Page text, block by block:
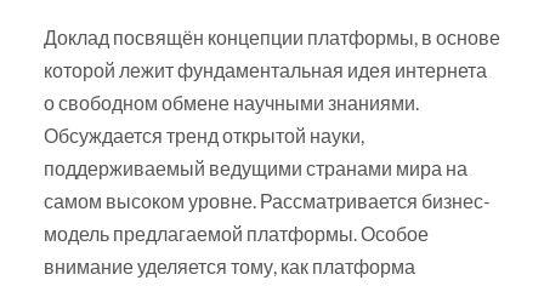
Доклад посвящён концепции платформы, в основе
которой лежит фундаментальная идея интернета
о свободном обмене научными знаниями.
Обсуждается тренд открытой науки,
поддерживаемый ведущими странами мира на
самом высоком уровне. Рассматривается бизнес-
модель предлагаемой платформы. Особое
внимание уделяется тому, как платформа